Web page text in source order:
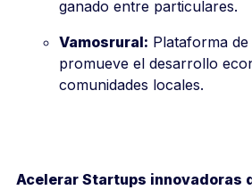
ganado entre particulares.
Vamosrural: Plataforma
promueve el desarrollo
comunidades locales.
Acelerar Startups innovadoras